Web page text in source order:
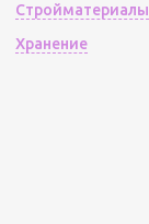
Стройматериалы
Хранение